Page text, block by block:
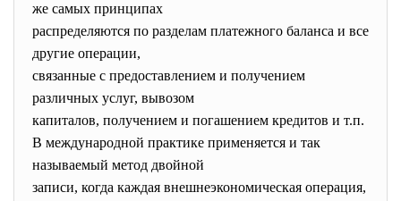
же самых принципах
распределяются по разделам платежного баланса и все
другие операции,
связанные с предоставлением и получением
различных услуг, вывозом
капиталов, получением и погашением кредитов и т.п.
В международной практике применяется и так
называемый метод двойной
записи, когда каждая внешнеэкономическая операция,